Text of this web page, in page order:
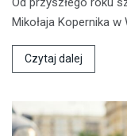
Mikołaja Kopernika w
Czytaj dalej